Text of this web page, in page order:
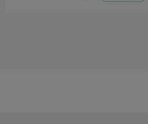
たくさん色んなところに履いていきます。